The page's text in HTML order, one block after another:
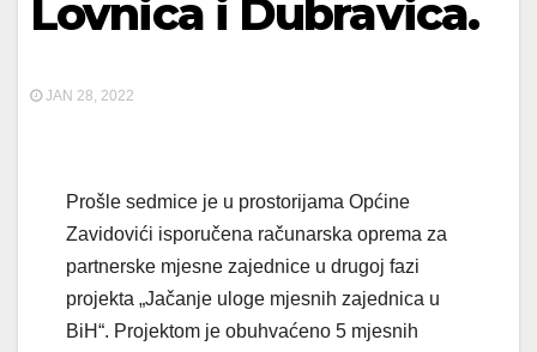
Lovnica i Dubravica.
JAN 28, 2022
Prošle sedmice je u prostorijama Općine
Zavidovići isporučena računarska oprema za
partnerske mjesne zajednice u drugoj fazi
projekta „Jačanje uloge mjesnih zajednica u
BiH“. Projektom je obuhvaćeno 5 mjesnih